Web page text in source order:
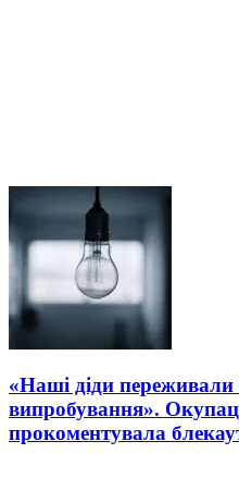
«Наші діди переживали
випробування».
прокоментувала